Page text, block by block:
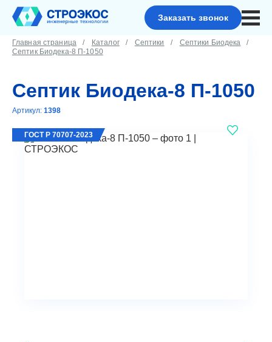
Заказать звонок
Главная страница Каталог Септики
Септики Биодека
Септик Биодека-8 П-1050
Септик Биодека-8 П-1050
Артикул: 1398
ГОСТ Р 70707-2023